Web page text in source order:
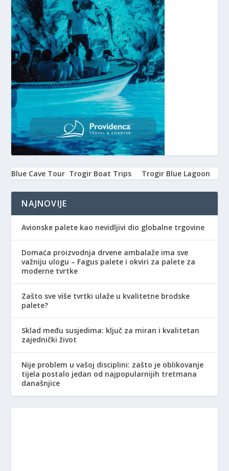
Blue Cave Tour Trogir Boat Trips Trogir Blue Lagoon
NAJNOVIJE
Avionske palete kao nevidljivi dio globalne trgovine
Domaća proizvodnja drvene ambalaže ima sve
važniju ulogu – Fagus palete i okviri za palete za
moderne tvrtke
Zašto sve više tvrtki ulaže u kvalitetne brodske
palete?
Sklad među susjedima: ključ za miran i kvalitetan
zajednički život
Nije problem u vašoj disciplini: zašto je oblikovanje
tijela postalo jedan od najpopularnijih tretmana
današnjice